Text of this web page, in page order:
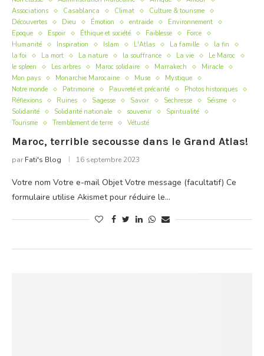
Associations
Casablanca Climat
Culture & tourisme
Découvertes
Dieu Émotion entraide
Environnement
Epoque
Espoir Éthique et société Faiblesse
Force
Humanité
Inspiration Islam L'Atlas La famille
la fin
la foi
La mort La nature la souffrance La vie
Le Maroc
le spleen
Les arbres Maroc solidaire Marrakech
Miracle
Mon pays
Monarchie Marocaine Muse
Mystique
Notre monde
Patrimoine Pauvreté et précarité
Photos historiques
Réflexions
Ruines Sagesse Savoir Sechresse
Séisme
Solidarité
Solidarité nationale souvenir
Spiritualité
Tourisme
Tremblement de terre Vétusté
Maroc, terrible secousse dans le Grand Atlas!
par Fati's Blog 16 septembre 2023
Votre nom Votre e-mail Objet Votre message (facultatif) Ce
formulaire utilise Akismet pour réduire le…